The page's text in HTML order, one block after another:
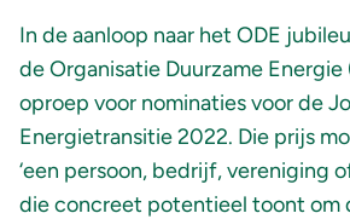
In de aanloop naar het ODE
de Organisatie Duurzame Energie
oproep voor nominaties voor de
Energietransitie 2022. Die prijs
‘een persoon, bedrijf, vereniging
die concreet potentieel toont om